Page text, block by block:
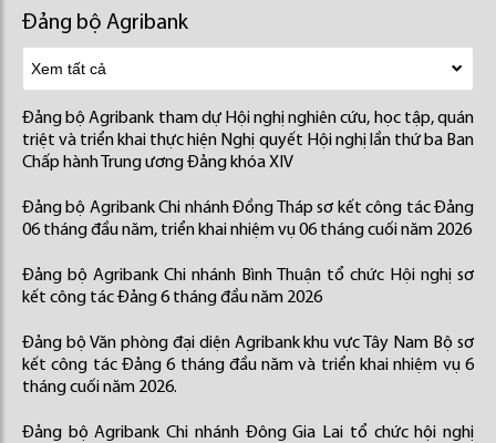
Đảng bộ Agribank
Đảng bộ Agribank tham dự Hội nghị nghiên cứu, học tập, quán
triệt và triển khai thực hiện Nghị quyết Hội nghị lần thứ ba Ban
Chấp hành Trung ương Đảng khóa XIV
Đảng bộ Agribank Chi nhánh Đồng Tháp sơ kết công tác Đảng
06 tháng đầu năm, triển khai nhiệm vụ 06 tháng cuối năm 2026
Đảng bộ Agribank Chi nhánh Bình Thuận tổ chức Hội nghị sơ
kết công tác Đảng 6 tháng đầu năm 2026
Đảng bộ Văn phòng đại diện Agribank khu vực Tây Nam Bộ sơ
kết công tác Đảng 6 tháng đầu năm và triển khai nhiệm vụ 6
tháng cuối năm 2026.
Đảng bộ Agribank Chi nhánh Đông Gia Lai tổ chức hội nghị